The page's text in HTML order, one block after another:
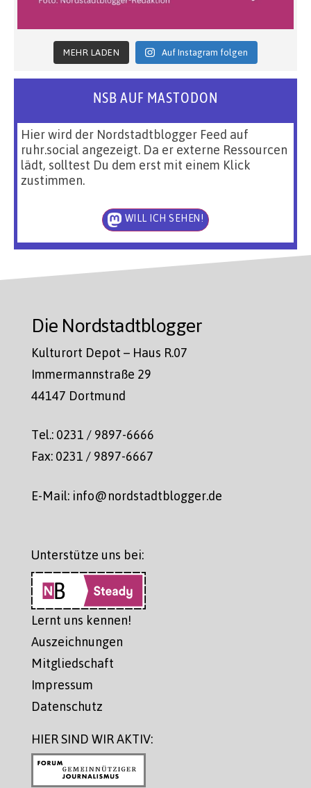
MEHR LADEN Auf Instagram folgen
NSB AUF MASTODON
Hier wird der Nordstadtblogger Feed auf
ruhr.social angezeigt. Da er externe Ressourcen
lädt, solltest Du dem erst mit einem Klick
zustimmen.
WILL ICH SEHEN!
Die Nordstadtblogger
Kulturort Depot – Haus R.07
Immermannstraße 29
44147 Dortmund
Tel.: 0231 / 9897-6666
Fax: 0231 / 9897-6667
E-Mail: info@nordstadtblogger.de
Unterstütze uns bei:
Lernt uns kennen!
Auszeichnungen
Mitgliedschaft
Impressum
Datenschutz
HIER SIND WIR AKTIV: